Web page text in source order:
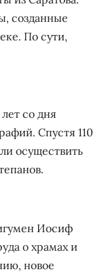
созданные
По сути,
со дня
Спустя 110
осуществить
Иосиф
о храмах и
новое